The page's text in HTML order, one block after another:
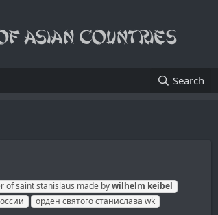
Search
of saint stanislaus made bywilhelm keibel
орден святого станислава wk